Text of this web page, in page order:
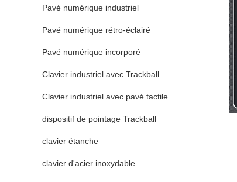
Pavé numérique industriel
Pavé numérique rétro-éclairé
Pavé numérique incorporé
Clavier industriel avec Trackball
Clavier industriel avec pavé tactile
dispositif de pointage Trackball
clavier étanche
clavier d'acier inoxydable